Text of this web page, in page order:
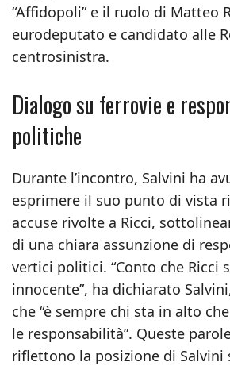
“Affidopoli” e il ruolo di Matteo
eurodeputato e candidato alle
centrosinistra.
Dialogo su ferrovie e
politiche
Durante l’incontro, Salvini ha
esprimere il suo punto di vista
accuse rivolte a Ricci,
di una chiara assunzione di
vertici politici. “Conto che Ricci
innocente”, ha dichiarato
che “è sempre chi sta in alto
le responsabilità”. Queste
riflettono la posizione di Salvini